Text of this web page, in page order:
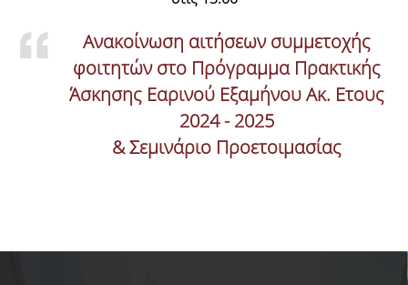
ΑΝΤΑΓΩΝΙΣΤΙΚΟΤΗΤΑ
ΕΠΙΧΕΙΡΗΜΑΤΙΚΟΤΗΤΑ ΚΑΙ
ΚΑΙΝΟΤΟΜΙΑ 2014 - 2020
ΕΠΙΚΟΙΝΩΝΙΑ
Ανακοίνωση αιτήσεων συμμετοχής
φοιτητών στο Πρόγραμμα Πρακτικής
Άσκησης Εαρινού Εξαμήνου Ακ. Ετους
2024 - 2025
& Σεμινάριο Προετοιμασίας